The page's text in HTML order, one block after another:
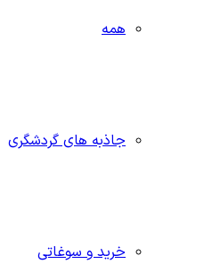
همه
جاذبه‌ های گردشگری
خرید و سوغاتی